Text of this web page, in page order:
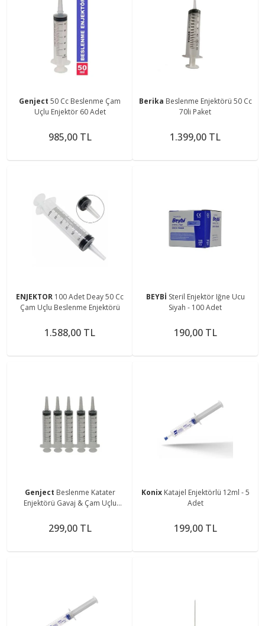
Genject 50 Cc Beslenme Çam
Uçlu Enjektör 60 Adet
985,00 TL
Berika Beslenme Enjektörü 50 Cc
70li Paket
1.399,00 TL
ENJEKTOR 100 Adet Deay 50 Cc
Çam Uçlu Beslenme Enjektörü
1.588,00 TL
BEYBİ Steril Enjektör Iğne Ucu
Siyah - 100 Adet
190,00 TL
Genject Beslenme Katater
Enjektörü Gavaj & Çam Uçlu
299,00 TL
Konix Katajel Enjektörlü 12ml - 5
Adet
199,00 TL